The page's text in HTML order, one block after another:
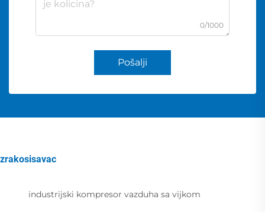
0/1000
Pošalji
zrakosisavac
industrijski kompresor vazduha sa vijkom